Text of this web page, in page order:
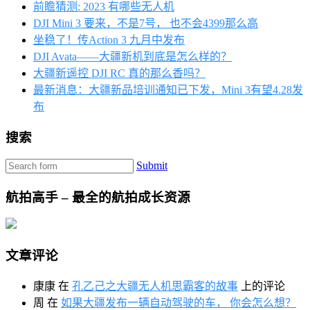
前瞻猜测: 2023 有哪些无人机
DJI Mini 3 要来，不是7号， 也不会4399那么高
坐稳了！传Action 3 九月中发布
DJI Avata——大疆新机到底是怎么样的？
大疆新遥控 DJI RC 真的那么香吗？
最新消息：大疆新品培训通知已下发，Mini 3有望4.28发
布
搜索
Submit
航拍高手 – 最全的航拍成长资源
文章评论
康康 在 孔乙己之大疆无人机思霸客的故事 上的评论
周 在 如果大疆发布一辆自动驾驶的车， 你会怎么想？